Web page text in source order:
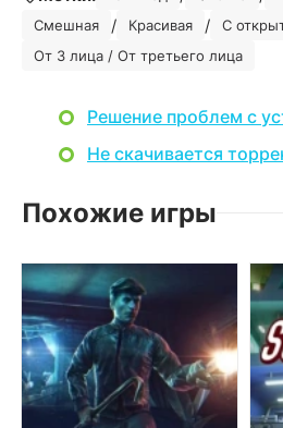
Смешная / Красивая / С
От 3 лица / От третьего лица
Решение проблем с
Не скачивается
Похожие игры